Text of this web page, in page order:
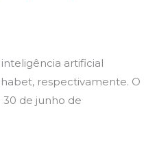
artificial
respectivamente. O
30 de junho de